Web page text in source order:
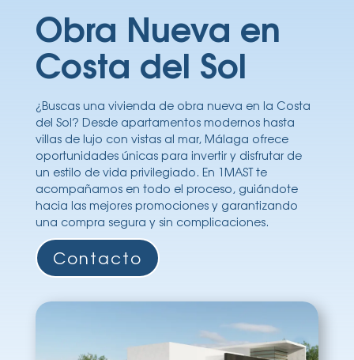
Obra Nueva en
Costa del Sol
¿Buscas una vivienda de obra nueva en la Costa
del Sol? Desde apartamentos modernos hasta
villas de lujo con vistas al mar, Málaga ofrece
oportunidades únicas para invertir y disfrutar de
un estilo de vida privilegiado. En 1MAST te
acompañamos en todo el proceso, guiándote
hacia las mejores promociones y garantizando
una compra segura y sin complicaciones.
Contacto